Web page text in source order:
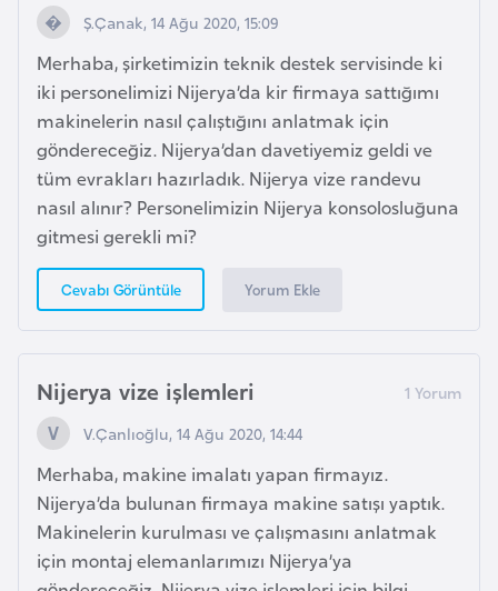
Ş.Çanak, 14 Ağu 2020, 15:09
Merhaba, şirketimizin teknik destek servisinde ki
iki personelimizi Nijerya’da kir firmaya sattığımı
makinelerin nasıl çalıştığını anlatmak için
göndereceğiz. Nijerya’dan davetiyemiz geldi ve
tüm evrakları hazırladık. Nijerya vize randevu
nasıl alınır? Personelimizin Nijerya konsolosluğuna
gitmesi gerekli mi?
Cevabı Görüntüle Yorum Ekle
Nijerya vize işlemleri
V.Çanlıoğlu, 14 Ağu 2020, 14:44
Merhaba, makine imalatı yapan firmayız.
Nijerya’da bulunan firmaya makine satışı yaptık.
Makinelerin kurulması ve çalışmasını anlatmak
için montaj elemanlarımızı Nijerya’ya
B
u
l
g
a
r
i
s
t
a
n
r
m
e
n
i
s
t